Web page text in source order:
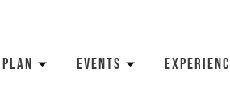
PLAN EVENTS